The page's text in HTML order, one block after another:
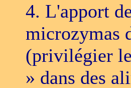
4. L'apport
microzymas
(privilégier
» dans des